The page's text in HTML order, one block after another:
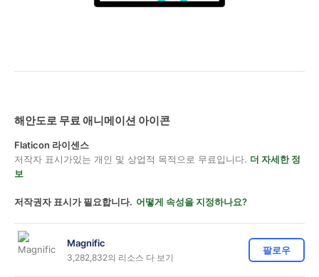
해안도로 무료 애니메이션 아이콘
Flaticon 라이센스
저작자 표시가있는 개인 및 상업적 목적으로 무료입니다. 더 자세한 정
보
저작권자 표시가 필요합니다. 어떻게 속성을 지정하나요?
Magnific
3,282,832의 리소스 다 보기
팔로우